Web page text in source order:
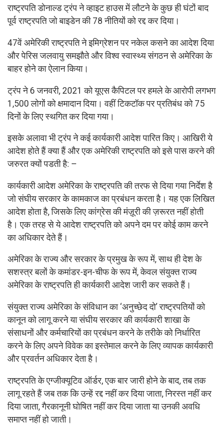
राष्ट्रपति डोनाल्ड ट्रंप ने व्हाइट हाउस में लौटने के कुछ ही घंटों बाद
पूर्व राष्ट्रपति जो बाइडेन की 78 नीतियों को रद्द कर दिया।
47वें अमेरिकी राष्ट्रपति ने इमिग्रेशन पर नकेल कसने का आदेश दिया
और पेरिस जलवायु समझौते और विश्व स्वास्थ्य संगठन से अमेरिका के
बाहर होने का ऐलान किया।
ट्रंप ने 6 जनवरी, 2021 को यूएस कैपिटल पर हमले के आरोपी लगभग
1,500 लोगों को क्षमादान दिया। वहीं टिकटॉक पर प्रतिबंध को 75
दिनों के लिए स्थगित कर दिया गया।
इसके अलावा भी ट्रंप ने कई कार्यकारी आदेश पारित किए। आखिरी ये
आदेश होते हैं क्या हैं और एक अमेरिकी राष्ट्रपति को इसे पास करने की
जरुरत क्यों पडती है: –
कार्यकारी आदेश अमेरिका के राष्ट्रपति की तरफ से दिया गया निर्देश है
जो संघीय सरकार के कामकाज का प्रबंधन करता है। यह एक लिखित
आदेश होता है, जिसके लिए कांग्रेस की मंज़ूरी की ज़रूरत नहीं होती
है। एक तरह से ये आदेश राष्ट्रपति को अपने दम पर कोई काम करने
का अधिकार देते हैं।
अमेरिका के राज्य और सरकार के प्रमुख के रूप में, साथ ही देश के
सशस्त्र बलों के कमांडर-इन-चीफ के रूप में, केवल संयुक्त राज्य
अमेरिका के राष्ट्रपति ही कार्यकारी आदेश जारी कर सकते हैं।
संयुक्त राज्य अमेरिका के संविधान का ‘अनुच्छेद दो’ राष्ट्रपतियों को
कानून को लागू करने या संघीय सरकार की कार्यकारी शाखा के
संसाधनों और कर्मचारियों का प्रबंधन करने के तरीके को निर्धारित
करने के लिए अपने विवेक का इस्तेमाल करने के लिए व्यापक कार्यकारी
और प्रवर्तन अधिकार देता है।
राष्ट्रपति के एग्जीक्यूटिव ऑर्डर, एक बार जारी होने के बाद, तब तक
लागू रहते हैं जब तक कि उन्हें रद्द नहीं कर दिया जाता, निरस्त नहीं कर
दिया जाता, गैरकानूनी घोषित नहीं कर दिया जाता या उनकी अवधि
समाप्त नहीं हो जाती।